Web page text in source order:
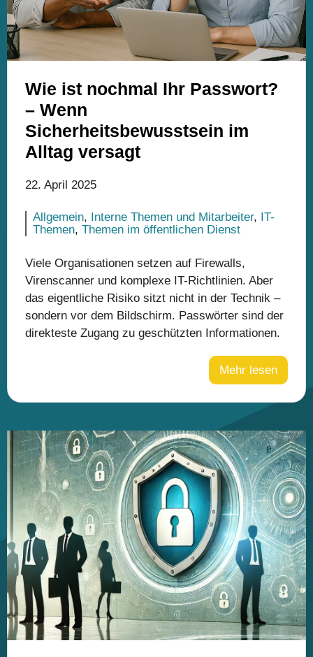
Wie ist nochmal Ihr Passwort?
– Wenn
Sicherheitsbewusstsein im
Alltag versagt
22. April 2025
Allgemein, Interne Themen und Mitarbeiter, IT-
Themen, Themen im öffentlichen Dienst
Viele Organisationen setzen auf Firewalls,
Virenscanner und komplexe IT-Richtlinien. Aber
das eigentliche Risiko sitzt nicht in der Technik –
sondern vor dem Bildschirm. Passwörter sind der
direkteste Zugang zu geschützten Informationen.
Mehr lesen